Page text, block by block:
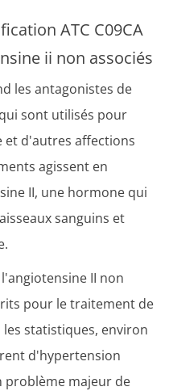
ATC C09CA
ii non associés
les antagonistes de
sont utilisés pour
d'autres affections
agissent en
II, une hormone qui
sanguins et
II non
pour le traitement de
statistiques, environ
d'hypertension
problème majeur de